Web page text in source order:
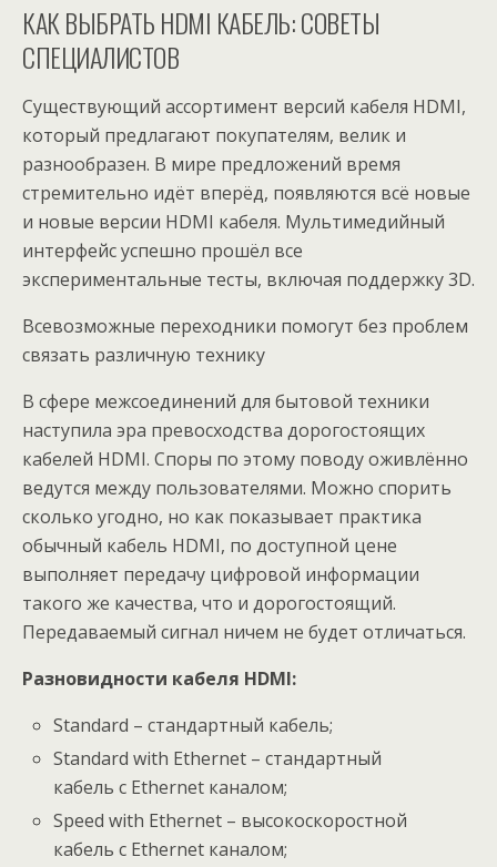
КАК ВЫБРАТЬ HDMI КАБЕЛЬ: СОВЕТЫ
СПЕЦИАЛИСТОВ
Существующий ассортимент версий кабеля HDMI,
который предлагают покупателям, велик и
разнообразен. В мире предложений время
стремительно идёт вперёд, появляются всё новые
и новые версии HDMI кабеля. Мультимедийный
интерфейс успешно прошёл все
экспериментальные тесты, включая поддержку 3D.
Всевозможные переходники помогут без проблем
связать различную технику
В сфере межсоединений для бытовой техники
наступила эра превосходства дорогостоящих
кабелей HDMI. Споры по этому поводу оживлённо
ведутся между пользователями. Можно спорить
сколько угодно, но как показывает практика
обычный кабель HDMI, по доступной цене
выполняет передачу цифровой информации
такого же качества, что и дорогостоящий.
Передаваемый сигнал ничем не будет отличаться.
Разновидности кабеля HDMI:
Standard – стандартный кабель;
Standard with Ethernet – стандартный
кабель с Ethernet каналом;
Speed with Ethernet – высокоскоростной
кабель с Ethernet каналом;